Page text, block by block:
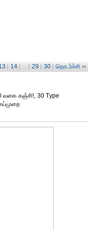
| 14 | ... | 29 | 30 | தொடர்ச்சி ››
வகை கஞ்சி!, 30 Type